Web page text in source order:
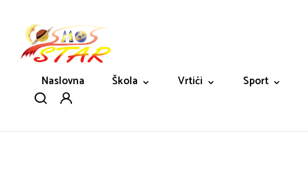
Naslovna Škola Vrtići Sport